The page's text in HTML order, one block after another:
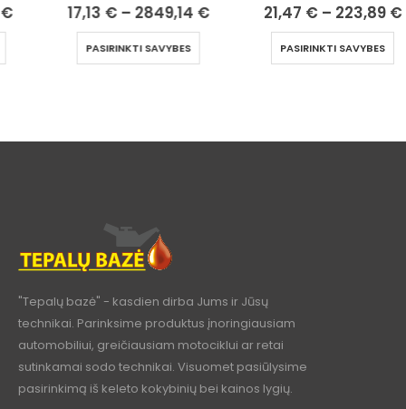
17,13€– 2849,14€
PASIRINKTI SAVYBES
21,47€– 223,89€
PASIRINKTI SAVYBES
"Tepalų bazė" - kasdien dirba Jums ir Jūsų
technikai. Parinksime produktus įnoringiausiam
automobiliui, greičiausiam motociklui ar retai
sutinkamai sodo technikai. Visuomet pasiūlysime
pasirinkimą iš keleto kokybinių bei kainos lygių.